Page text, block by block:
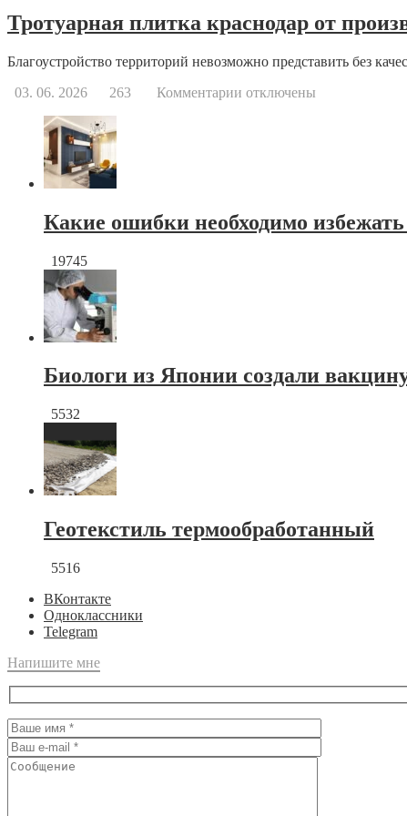
Тротуарная плитка краснодар от
Благоустройство территорий невозможно представить без
03. 06. 2026
263 Комментарии котключены
Какие ошибки необходимо
19745
Биологи из Японии создали
5532
Геотекстиль термообработанный
5516
ВКонтакте
Одноклассники
Telegram
Напишите мне